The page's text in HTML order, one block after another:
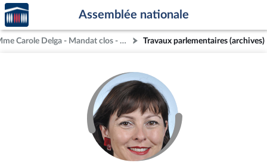
Aller au contenu
Aller en bas de la page
Accèder
à la
page
d'accueil
Assemblée nationale
Mme Carole Delga - Mandat clos - Haute-Garonne (8e circonscription) Travaux parlementaires (archives)